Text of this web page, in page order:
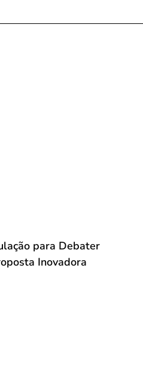
para Debater
Inovadora